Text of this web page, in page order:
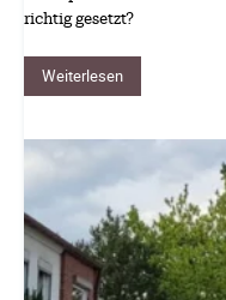
richtig gesetzt?
Weiterlesen